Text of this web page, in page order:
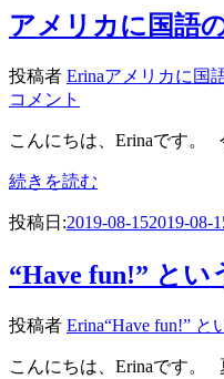
アメリカに国語
投稿者 Erinaアメリカに国
コメント
こんにちは、Erinaです。
続きを読む
投稿日:2019-08-152019-08-
“Have fun!” とい
投稿者 Erina“Have fun!” と
こんにちは、Erinaです。